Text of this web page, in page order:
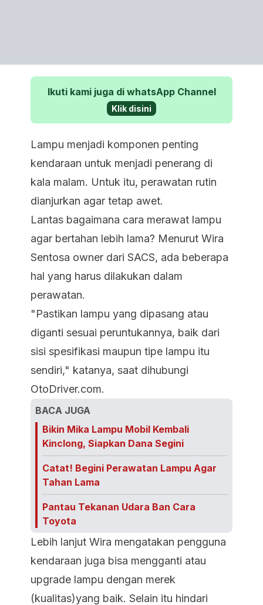
Ikuti kami juga di whatsApp Channel
Klik disini
Lampu menjadi komponen penting
kendaraan untuk menjadi penerang di
kala malam. Untuk itu, perawatan rutin
dianjurkan agar tetap awet.
Lantas bagaimana cara merawat lampu
agar bertahan lebih lama? Menurut Wira
Sentosa owner dari SACS, ada beberapa
hal yang harus dilakukan dalam
perawatan.
"Pastikan lampu yang dipasang atau
diganti sesuai peruntukannya, baik dari
sisi spesifikasi maupun tipe lampu itu
sendiri," katanya, saat dihubungi
OtoDriver.com.
BACA JUGA
Bikin Mika Lampu Mobil Kembali
Kinclong, Siapkan Dana Segini
Catat! Begini Perawatan Lampu Agar
Tahan Lama
Pantau Tekanan Udara Ban Cara
Toyota
Lebih lanjut Wira mengatakan pengguna
kendaraan juga bisa mengganti atau
upgrade lampu dengan merek
(kualitas)yang baik. Selain itu hindari